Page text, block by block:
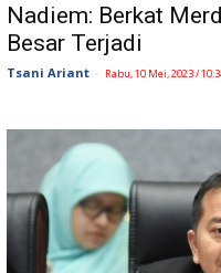
Nadiem: Berkat
Besar Terjadi
Tsani Ariant - Rabu, 10 Mei, 2023 /